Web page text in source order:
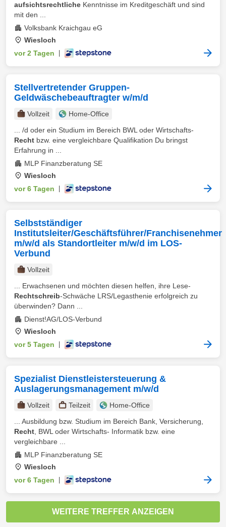
aufsichtsrechtliche Kenntnisse im Kreditgeschäft und sind
mit den ...
Volksbank Kraichgau eG
Wiesloch
vor 2 Tagen
Stellvertretender Gruppen-
Geldwäschebeauftragter w/m/d
Vollzeit
Home-Office
... /d oder ein Studium im Bereich BWL oder Wirtschafts-
Recht bzw. eine vergleichbare Qualifikation Du bringst
Erfahrung in ...
MLP Finanzberatung SE
Wiesloch
vor 6 Tagen
Selbstständiger
Institutsleiter/Geschäftsführer/Franchisenehmer
m/w/d als Standortleiter m/w/d im LOS-
Verbund
Vollzeit
... Erwachsenen und möchten diesen helfen, ihre Lese-
Rechtschreib-Schwäche LRS/Legasthenie erfolgreich zu
überwinden? Dann ...
Dienst!AG/LOS-Verbund
Wiesloch
vor 5 Tagen
Spezialist Dienstleistersteuerung &
Auslagerungsmanagement m/w/d
Vollzeit Teilzeit
Home-Office
... Ausbildung bzw. Studium im Bereich Bank, Versicherung,
Recht , BWL oder Wirtschafts- Informatik bzw. eine
vergleichbare ...
MLP Finanzberatung SE
Wiesloch
vor 6 Tagen
WEITERE TREFFER ANZEIGEN